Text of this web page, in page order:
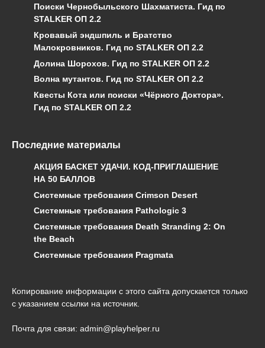
Поиски Чернобыльского Шахматиста. Гид по
STALKER ОП 2.2
Кровавый эндшпиль и Братство
Малокровников. Гид по STALKER ОП 2.2
Долина Шорохов. Гид по STALKER ОП 2.2
Волна мутантов. Гид по STALKER ОП 2.2
Квесты Кота или поиски «Чёрного Доктора».
Гид по STALKER ОП 2.2
Последние материалы
АКЦИЯ БАСКЕТ УДАЧИ. КОД-ПРИГЛАШЕНИЕ
НА 50 БАЛЛОВ
Системные требования Crimson Desert
Системные требования Pathologic 3
Системные требования Death Stranding 2: On
the Beach
Системные требования Pragmata
Копирование информации с этого сайта допускается только
с указанием ссылки на источник.
Почта для связи: admin@playhelper.ru